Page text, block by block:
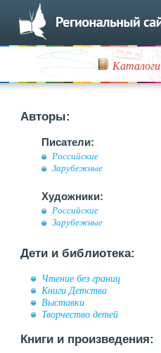
Каталоги
Авторы:
Писатели:
Российские
Зарубежные
Художники:
Российские
Зарубежные
Дети и библиотека:
Чтение без границ
Книги Детства
Выставки
Творчество детей
Книги и произведения: